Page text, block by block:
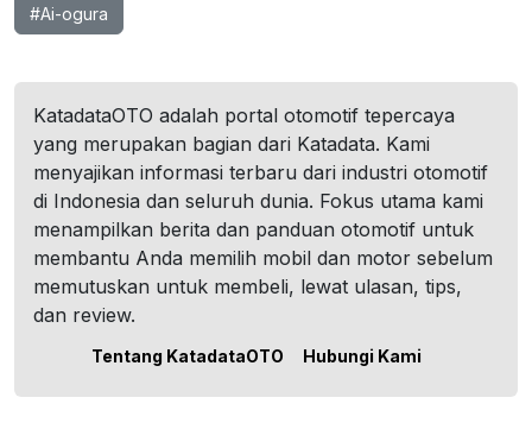
#Ai-ogura
KatadataOTO adalah portal otomotif tepercaya
yang merupakan bagian dari Katadata. Kami
menyajikan informasi terbaru dari industri otomotif
di Indonesia dan seluruh dunia. Fokus utama kami
menampilkan berita dan panduan otomotif untuk
membantu Anda memilih mobil dan motor sebelum
memutuskan untuk membeli, lewat ulasan, tips,
dan review.
Tentang KatadataOTO Hubungi Kami